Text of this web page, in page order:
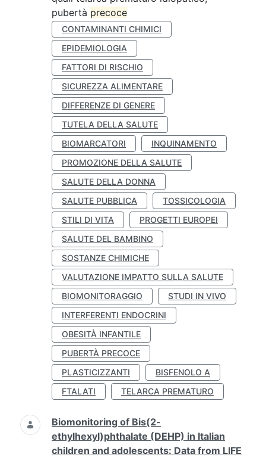
pubertà precoce
CONTAMINANTI CHIMICI
EPIDEMIOLOGIA
FATTORI DI RISCHIO
SICUREZZA ALIMENTARE
DIFFERENZE DI GENERE
TUTELA DELLA SALUTE
BIOMARCATORI
INQUINAMENTO
PROMOZIONE DELLA SALUTE
SALUTE DELLA DONNA
SALUTE PUBBLICA
TOSSICOLOGIA
STILI DI VITA
PROGETTI EUROPEI
SALUTE DEL BAMBINO
SOSTANZE CHIMICHE
VALUTAZIONE IMPATTO SULLA SALUTE
BIOMONITORAGGIO
STUDI IN VIVO
INTERFERENTI ENDOCRINI
OBESITÀ INFANTILE
PUBERTÀ PRECOCE
PLASTICIZZANTI
BISFENOLO A
FTALATI
TELARCA PREMATURO
Biomonitoring of Bis(2-
ethylhexyl)phthalate (DEHP) in Italian
children and adolescents: Data from LIFE